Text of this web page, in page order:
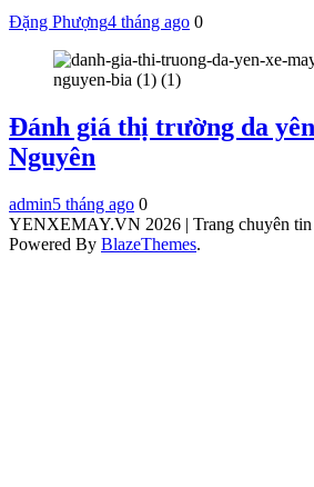
Đặng Phượng4 tháng ago 0
Đánh giá thị trường da
Nguyên
admin5 tháng ago 0
YENXEMAY.VN 2026 | Trang chuyên
Powered By BlazeThemes.